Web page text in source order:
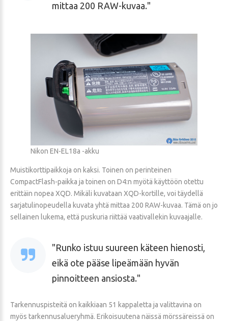
mittaa 200 RAW-kuvaa.
Nikon EN-EL18a -akku
Muistikorttipaikkoja on kaksi. Toinen on perinteinen
CompactFlash-paikka ja toinen on D4:n myötä käyttöön otettu
erittäin nopea XQD. Mikäli kuvataan XQD-kortille, voi täydellä
sarjatulinopeudella kuvata yhtä mittaa 200 RAW-kuvaa. Tämä on jo
sellainen lukema, että puskuria riittää vaativallekin kuvaajalle.
Runko istuu suureen käteen hienosti,
eikä ote pääse lipeämään hyvän
pinnoitteen ansiosta.
Tarkennuspisteitä on kaikkiaan 51 kappaletta ja valittavina on
myös tarkennusalueryhmä. Erikoisuutena näissä mörssäreissä on